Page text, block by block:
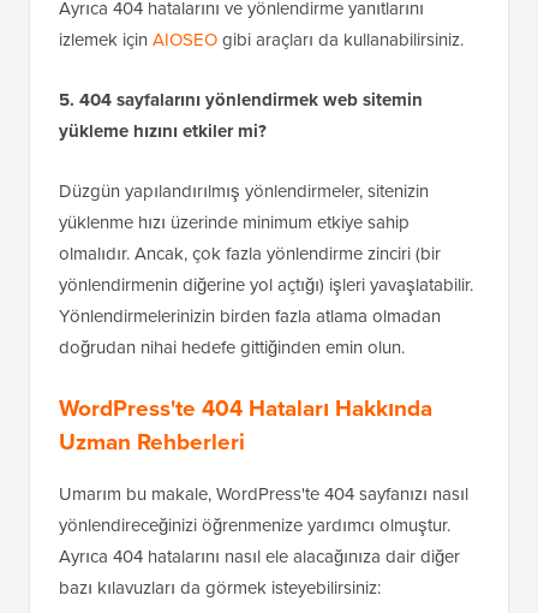
sayfaya (örneğin yoursite.com/rastgele-mevcut-
olmayan-sayfa ) erişmeye çalışarak test edebilirsiniz.
Ayrıca 404 hatalarını ve yönlendirme yanıtlarını
izlemek içinAIOSEOgibi araçları da kullanabilirsiniz.
5. 404 sayfalarını yönlendirmek web sitemin
yükleme hızını etkiler mi?
Düzgün yapılandırılmış yönlendirmeler, sitenizin
yüklenme hızı üzerinde minimum etkiye sahip
olmalıdır. Ancak, çok fazla yönlendirme zinciri (bir
Yönlendirmelerinizin birden fazla atlama olmadan
doğrudan nihai hedefe gittiğinden emin olun.
WordPress'te 404 Hataları Hakkında
Uzman Rehberleri
Umarım bu makale, WordPress'te 404 sayfanızı nasıl